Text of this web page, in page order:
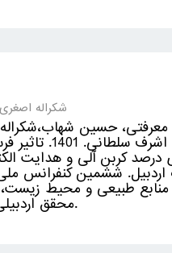
شکراله اصغری
حسین
علی اشرف سلطانی.
درصد کربن آلی و هدایت
ششمین کنفرانس
منابع طبیعی و محیط زیست،
محقق اردبیلی، اردبيل.